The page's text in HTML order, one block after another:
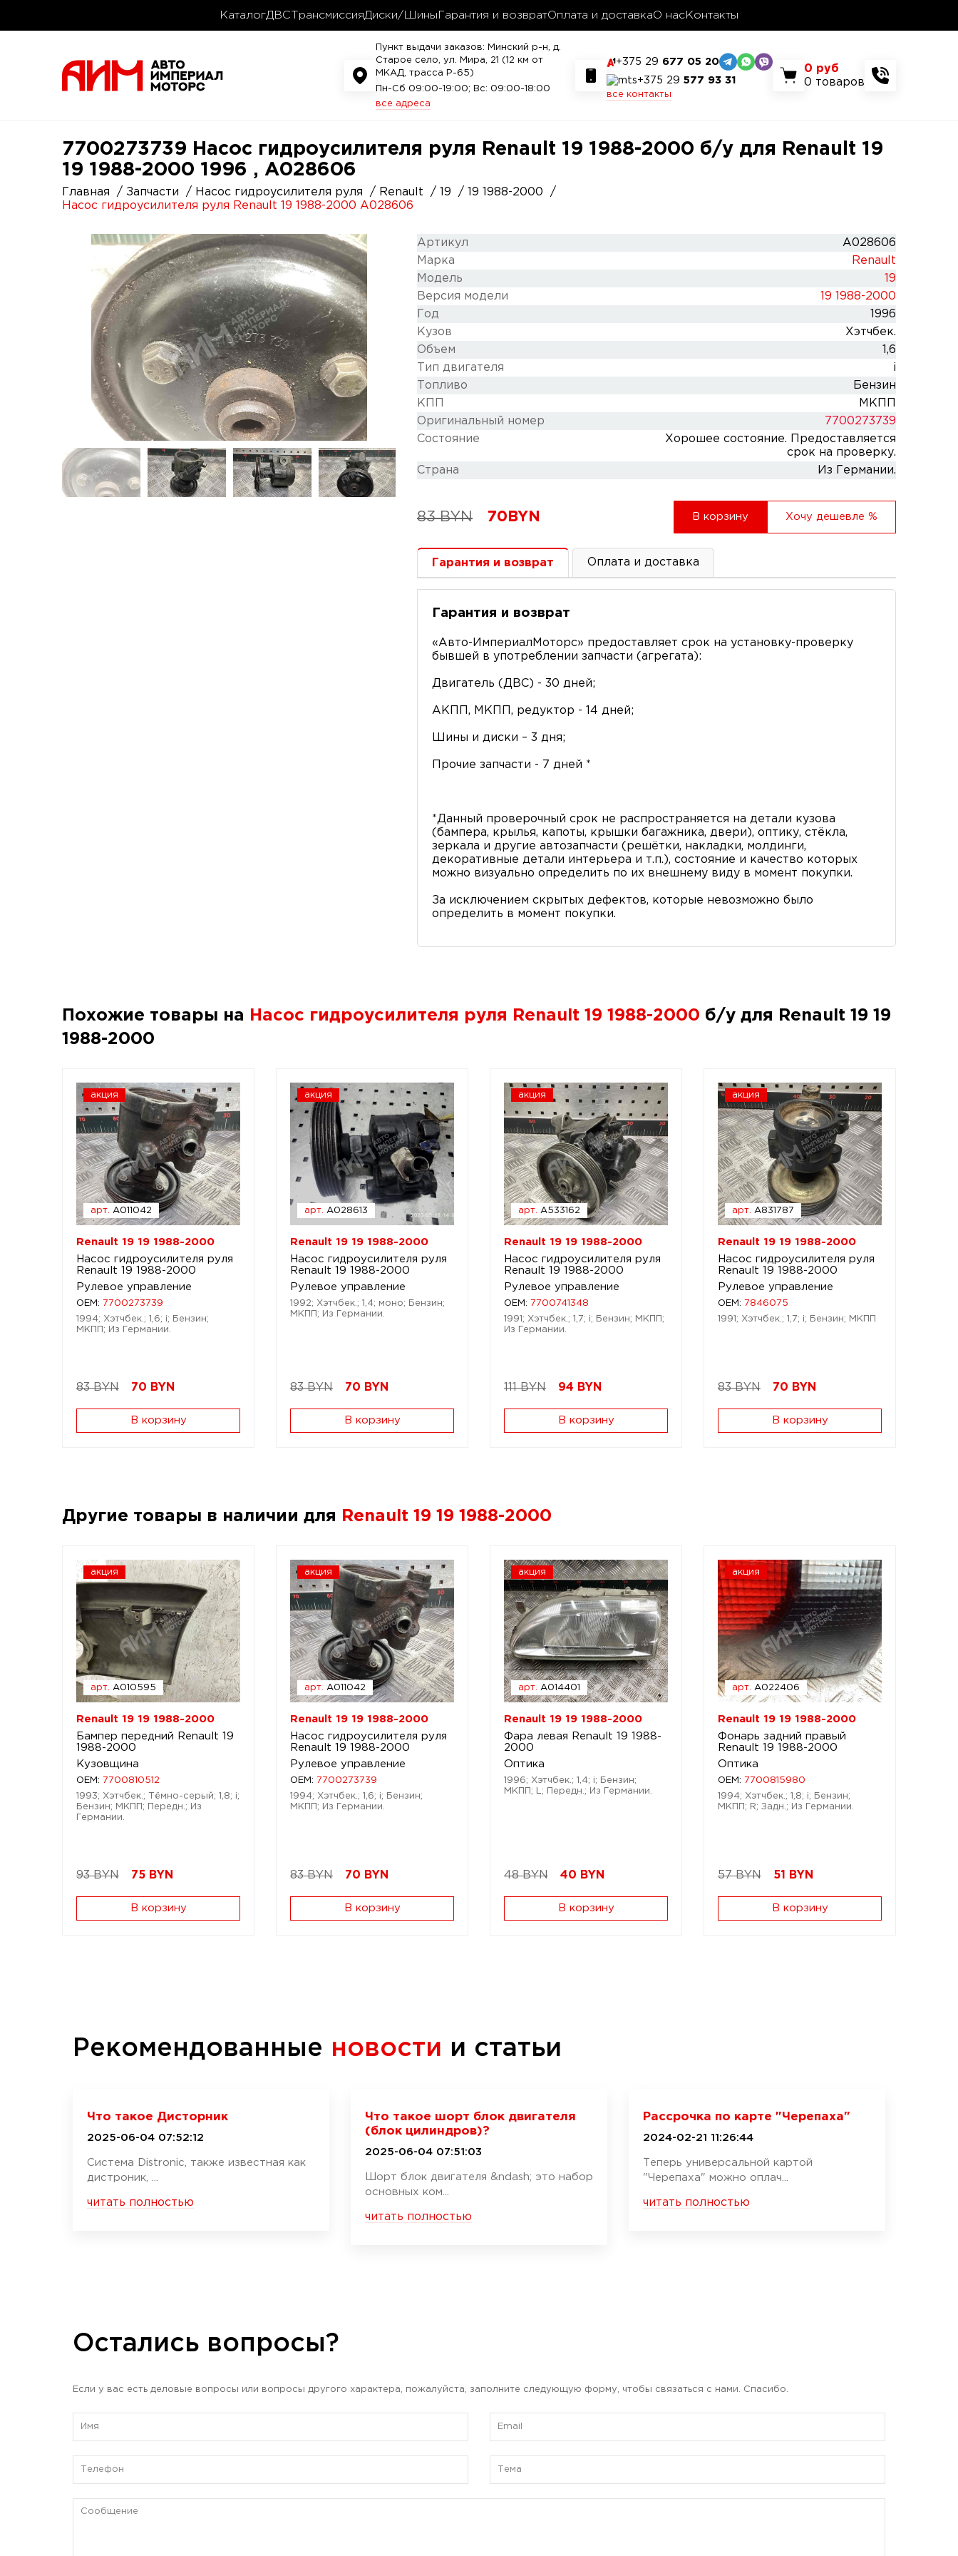
КаталогДВС ТрансмиссияДиски/Шины Гарантия и возвратОплата и доставкаО нас Контакты
Пункт выдачи заказов: Минский р-н, д.
Старое село, ул. Мира, 21 (12 км от
МКАД, трасса P-65)
Пн-Сб 09:00-19:00; Вс: 09:00-18:00
все адреса
+375 29 677 05 20
+375 29 577 93 31
все контакты
0 руб
0 товаров
7700273739 Насос гидроусилителя руля Renault 19 1988-2000 б/у для Renault 19
19 1988-2000 1996 , A028606
Главная Запчасти Насос гидроусилителя руля Renault 19
19 1988-2000
Насос гидроусилителя руля Renault 19 1988-2000 A028606
Артикул
A028606
Марка
Renault
Модель
19
Версия модели
19 1988-2000
Год
1996
Кузов
Хэтчбек.
Объем
1,6
Тип двигателя
i
Топливо
Бензин
КПП
МКПП
Оригинальный номер
7700273739
Состояние
Хорошее состояние. Предоставляется
срок на проверку.
Cтрана
Из Германии.
83BYN 70 BYN В корзину Хочу дешевле %
Гарантия и возврат Оплата и доставка
Гарантия и возврат
«Авто-ИмпериалМоторс» предоставляет срок на установку-проверку
бывшей в употреблении запчасти (агрегата):
Двигатель (ДВС) - 30 дней;
АКПП, МКПП, редуктор - 14 дней;
Шины и диски – 3 дня;
Прочие запчасти - 7 дней *
*Данный проверочный срок не распространяется на детали кузова
(бампера, крылья, капоты, крышки багажника, двери), оптику, стёкла,
зеркала и другие автозапчасти (решётки, накладки, молдинги,
декоративные детали интерьера и т.п.), состояние и качество которых
можно визуально определить по их внешнему виду в момент покупки.
За исключением скрытых дефектов, которые невозможно было
определить в момент покупки.
Похожие товары на Насос гидроусилителя руля Renault 19 1988-2000 б/у для Renault 19 19
1988-2000
акция
арт. A011042
Renault 19 19 1988-2000
Насос гидроусилителя руля
Renault 19 1988-2000
Рулевое управление
OEM:
7700273739
1994; Хэтчбек.; 1,6; i; Бензин;
МКПП; Из Германии.
83 BYN 70 BYN
В корзину
акция
арт. A028613
Renault 19 19 1988-2000
Насос гидроусилителя руля
Renault 19 1988-2000
Рулевое управление
1992; Хэтчбек.; 1,4; моно; Бензин;
МКПП; Из Германии.
83 BYN 70 BYN
В корзину
акция
арт. A533162
Renault 19 19 1988-2000
Насос гидроусилителя руля
Renault 19 1988-2000
Рулевое управление
OEM:
7700741348
1991; Хэтчбек.; 1,7; i; Бензин; МКПП;
Из Германии.
111 BYN 94 BYN
В корзину
акция
арт. A831787
Renault 19 19 1988-2000
Насос гидроусилителя руля
Renault 19 1988-2000
Рулевое управление
OEM:
7846075
1991; Хэтчбек.; 1,7; i; Бензин; МКПП
83 BYN 70 BYN
В корзину
Другие товары в наличии для Renault 19 19 1988-2000
акция
арт. A010595
Renault 19 19 1988-2000
Бампер передний Renault 19
1988-2000
Кузовщина
OEM:
7700810512
1993; Хэтчбек.; Тёмно-серый; 1,8; i;
Бензин; МКПП; Передн.; Из
Германии.
93 BYN 75 BYN
В корзину
акция
арт. A011042
Renault 19 19 1988-2000
Насос гидроусилителя руля
Renault 19 1988-2000
Рулевое управление
OEM:
7700273739
1994; Хэтчбек.; 1,6; i; Бензин;
МКПП; Из Германии.
83 BYN 70 BYN
В корзину
акция
арт. A014401
Renault 19 19 1988-2000
Фара левая Renault 19 1988-
2000
Оптика
1996; Хэтчбек.; 1,4; i; Бензин;
МКПП; L; Передн.; Из Германии.
48 BYN 40 BYN
В корзину
акция
арт. A022406
Renault 19 19 1988-2000
Фонарь задний правый
Renault 19 1988-2000
Оптика
OEM:
7700815980
1994; Хэтчбек.; 1,8; i; Бензин;
МКПП; R; Задн.; Из Германии.
57 BYN 51 BYN
В корзину
Рекомендованные новости и статьи
Что такое Дисторник
2025-06-04 07:52:12
Система Distronic, также известная как
дистроник, ...
читать полностью
Что такое шорт блок двигателя
(блок цилиндров)?
2025-06-04 07:51:03
Шорт блок двигателя &ndash; это набор
основных ком...
читать полностью
Рассрочка по карте "Черепаха"
2024-02-21 11:26:44
Теперь универсальной картой
"Черепаха" можно оплач...
читать полностью
Остались вопросы?
Если у вас есть деловые вопросы или вопросы другого характера, пожалуйста, заполните следующую форму, чтобы связаться с нами. Спасибо.